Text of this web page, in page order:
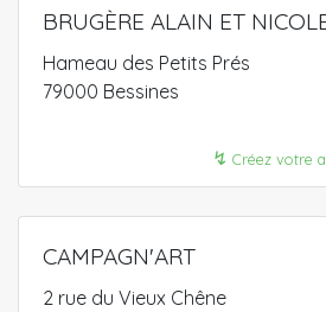
BRUGÈRE ALAIN ET
Hameau des Petits Prés
79000 Bessines
↯ Créez votre
CAMPAGN'ART
2 rue du Vieux Chêne